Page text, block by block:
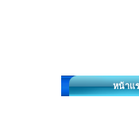
หน้าแ